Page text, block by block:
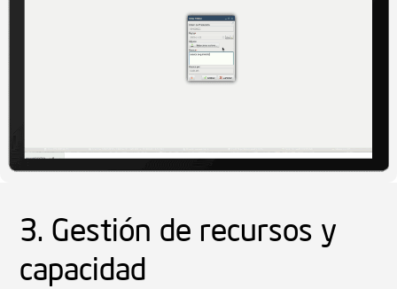
3. Gestión de recursos y
capacidad